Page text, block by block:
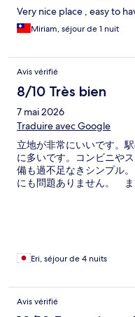
Very nice place , easy to
Miriam, séjour de 1 nuit
Avis vérifié
8/10 Très bien
7 mai 2026
Traduire avec Google
立地が非常にいいです。
に多いです。コンビニや
備も過不足なきシンプル
にも問題ありません。
Eri, séjour de 4 nuits
Avis vérifié